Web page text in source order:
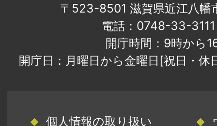
〒523-8501 滋賀県近江八幡
電話：0748-33-
開庁時間：9時から
開庁日：月曜日から金曜日[祝日・
個人情報の取り扱い